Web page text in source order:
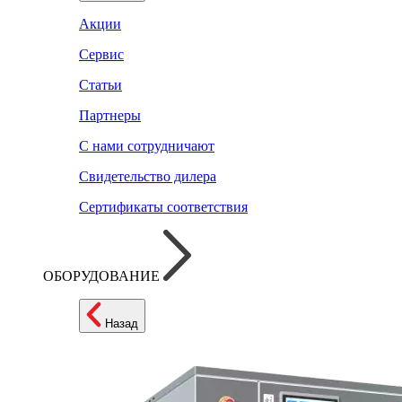
Акции
Сервис
Статьи
Партнеры
С нами сотрудничают
Свидетельство дилера
Сертификаты соответствия
ОБОРУДОВАНИЕ
Назад